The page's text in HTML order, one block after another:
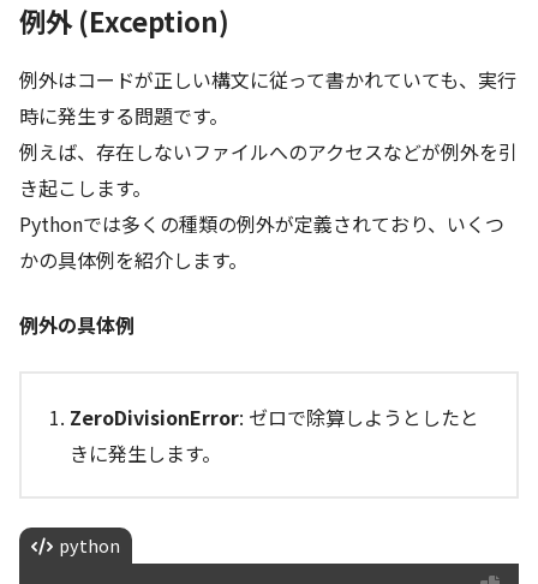
例外 (Exception)
例外はコードが正しい構文に従って書かれていても、実行
時に発生する問題です。
例えば、存在しないファイルへのアクセスなどが例外を引
き起こします。
Pythonでは多くの種類の例外が定義されており、いくつ
かの具体例を紹介します。
例外の具体例
ZeroDivisionError: ゼロで除算しようとしたと
きに発生します。
python